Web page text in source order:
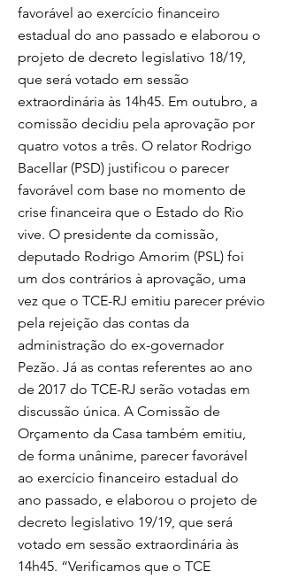
favorável ao exercício financeiro
estadual do ano passado e elaborou o
projeto de decreto legislativo 18/19,
que será votado em sessão
extraordinária às 14h45. Em outubro, a
comissão decidiu pela aprovação por
quatro votos a três. O relator Rodrigo
Bacellar (PSD) justificou o parecer
favorável com base no momento de
crise financeira que o Estado do Rio
vive. O presidente da comissão,
deputado Rodrigo Amorim (PSL) foi
um dos contrários à aprovação, uma
vez que o TCE-RJ emitiu parecer prévio
pela rejeição das contas da
administração do ex-governador
Pezão. Já as contas referentes ao ano
de 2017 do TCE-RJ serão votadas em
discussão única. A Comissão de
Orçamento da Casa também emitiu,
de forma unânime, parecer favorável
ao exercício financeiro estadual do
ano passado, e elaborou o projeto de
decreto legislativo 19/19, que será
votado em sessão extraordinária às
14h45. “Verificamos que o TCE